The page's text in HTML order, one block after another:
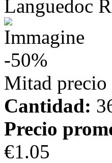
Languedoc
-50%
Mitad precio
Cantidad:
Precio
€1.05